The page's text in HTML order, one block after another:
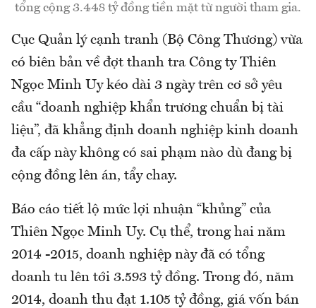
tổng cộng 3.448 tỷ đồng tiền mặt từ người tham gia.
Cục Quản lý cạnh tranh (Bộ Công Thương) vừa
có biên bản về đợt thanh tra Công ty Thiên
Ngọc Minh Uy kéo dài 3 ngày trên cơ sở yêu
cầu “doanh nghiệp khẩn trương chuẩn bị tài
liệu”, đã khẳng định doanh nghiệp kinh doanh
đa cấp này không có sai phạm nào dù đang bị
cộng đồng lên án, tẩy chay.
Báo cáo tiết lộ mức lợi nhuận “khủng” của
Thiên Ngọc Minh Uy. Cụ thể, trong hai năm
2014 -2015, doanh nghiệp này đã có tổng
doanh tu lên tới 3.593 tỷ đồng. Trong đó, năm
2014, doanh thu đạt 1.105 tỷ đồng, giá vốn bán